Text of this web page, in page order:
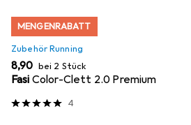
MENGENRABATT
Zubehör Running
EUR
8,90 bei 2 Stück
Fasi Color-Clett 2.0 Premium
4